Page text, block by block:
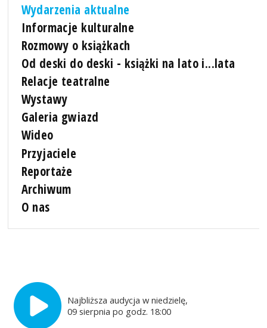
Wydarzenia aktualne
Informacje kulturalne
Rozmowy o książkach
Od deski do deski - książki na lato i...lata
Relacje teatralne
Wystawy
Galeria gwiazd
Wideo
Przyjaciele
Reportaże
Archiwum
O nas
Najbliższa audycja w niedzielę,
09 sierpnia po godz. 18:00